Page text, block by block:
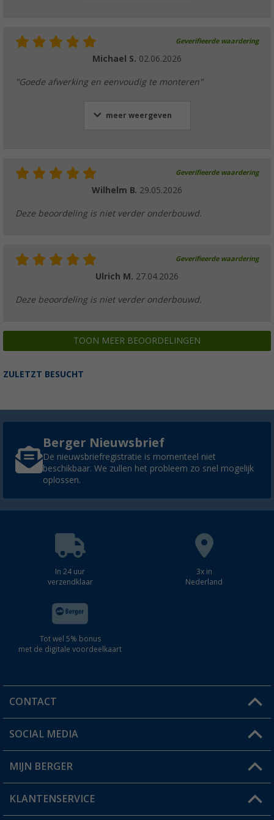
Geverifieerde waardering
Michael S. 02.06.2026
"Goede afwerking en eenvoudig te monteren"
meer weergeven
Geverifieerde waardering
Wilhelm B. 29.05.2026
Deze beoordeling is niet verder onderbouwd.
Geverifieerde waardering
Ulrich M. 27.04.2026
Deze beoordeling is niet verder onderbouwd.
TOON MEER BEOORDELINGEN
ZULETZT BESUCHT
Berger Nieuwsbrief
De nieuwsbriefregistratie is momenteel niet
beschikbaar. We zullen het probleem zo snel mogelijk
oplossen.
In 24 uur
verzendklaar
3x in
Nederland
Tot wel 5% bonus
met de digitale voordeelkaart
CONTACT
Een vraag?
Winkel vinden
SOCIAL MEDIA
MIJN BERGER
Mijn account
KLANTENSERVICE